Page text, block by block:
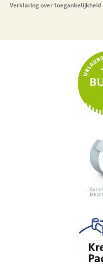
Verklaring over toegankelijkheid